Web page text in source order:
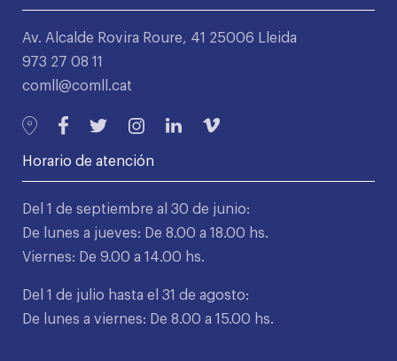
Av. Alcalde Rovira Roure, 41 25006 Lleida
973 27 08 11
comll@comll.cat
Horario de atención
Del 1 de septiembre al 30 de junio:
De lunes a jueves: De 8.00 a 18.00 hs.
Viernes: De 9.00 a 14.00 hs.
Del 1 de julio hasta el 31 de agosto:
De lunes a viernes: De 8.00 a 15.00 hs.